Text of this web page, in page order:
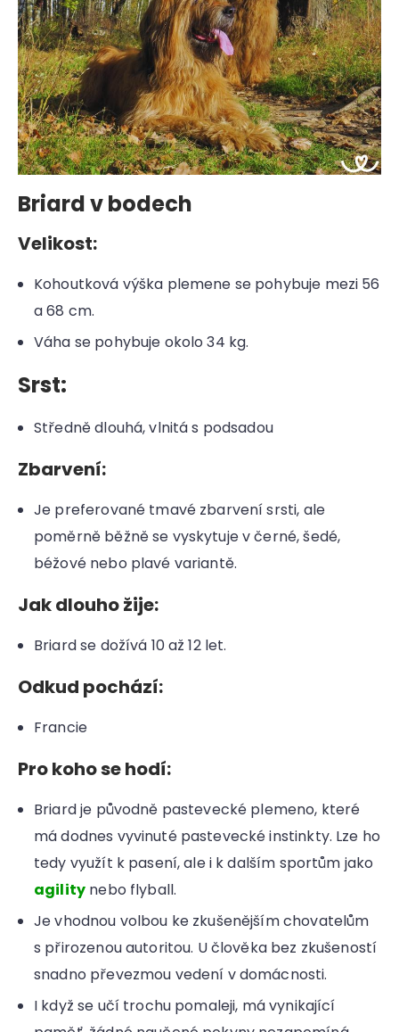
Briard v bodech
Velikost:
Kohoutková výška plemene se pohybuje mezi 56
a 68 cm.
Váha se pohybuje okolo 34 kg.
Srst:
Středně dlouhá, vlnitá s podsadou
Zbarvení:
Je preferované tmavé zbarvení srsti, ale
poměrně běžně se vyskytuje v černé, šedé,
béžové nebo plavé variantě.
Jak dlouho žije:
Briard se dožívá 10 až 12 let.
Odkud pochází:
Francie
Pro koho se hodí:
Briard je původně pastevecké plemeno, které
má dodnes vyvinuté pastevecké instinkty. Lze ho
tedy využít k pasení, ale i k dalším sportům jako
agility nebo flyball.
Je vhodnou volbou ke zkušenějším chovatelům
s přirozenou autoritou. U člověka bez zkušeností
snadno převezmou vedení v domácnosti.
I když se učí trochu pomaleji, má vynikající